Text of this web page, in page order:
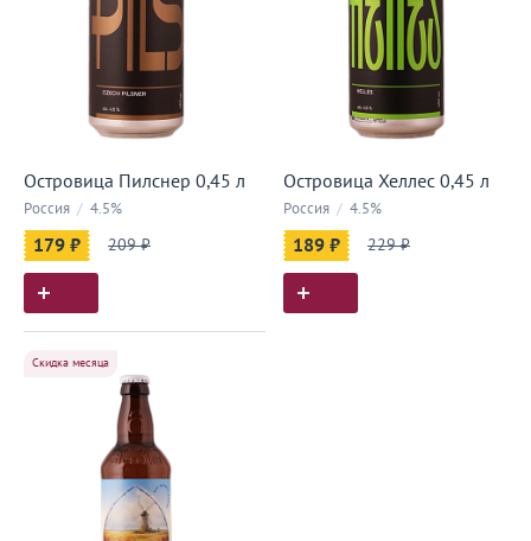
Островица Пилснер 0,45 л
Россия / 4.5%
179 ₽ 209 ₽
Островица Хеллес 0,45 л
Россия / 4.5%
189 ₽ 229 ₽
Скидка месяца